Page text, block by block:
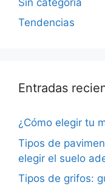
Tendencias
Entradas
¿Cómo elegir tu
Tipos de
elegir el suelo
Tipos de grifos: